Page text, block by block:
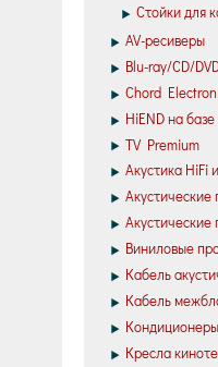
Стойки для
AV-ресиверы
Blu-ray/CD/
Chord
HiEND на
TV Premium
Акустика HiFi
Виниловые
Кабель
Кабель
Кресла